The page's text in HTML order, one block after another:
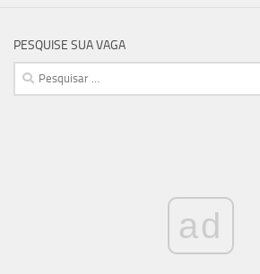
PESQUISE SUA VAGA
Pesquisar
por:
ad